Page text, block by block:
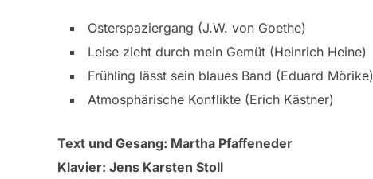
Osterspaziergang (J.W. von Goethe)
Leise zieht durch mein Gemüt (Heinrich Heine)
Frühling lässt sein blaues Band (Eduard Mörike)
Atmosphärische Konflikte (Erich Kästner)
Text und Gesang: Martha Pfaffeneder
Klavier: Jens Karsten Stoll